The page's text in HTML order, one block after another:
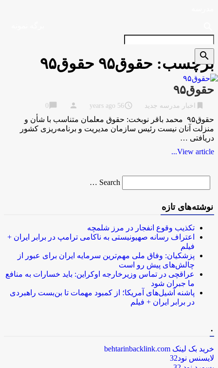
برچسب: حقوق۹۵ حقوق۹۵
حقوق۹۵
اخبار مدرسه جدید access_time
56 years ago
person
chat_bubble
حقوق۹۵ محمد باقر نوبخت: حقوق معلمان متناسب با شأن و
منزلت آنان نیست رئیس سازمان مدیریت و برنامه‌ریزی کشور
دریافتی …
View article...
for
Search …
search
نوشته‌های تازه
تکذیب وقوع انفجار در مرز شلمچه
اعتراف رسانه صهیونیستی به ناکامی ترامپ در برابر ایران +
فیلم
پزشکیان: وفاق ملی مهم‌ترین سرمایه ایران برای عبور از
چالش‌های پیش رو است
عراقچی در تماس وزیرخارجه اوکراین: باید خسارات به منافع
ما جبران شود
پاشنه آشیل‌های آمریکا؛ از کمبود مهمات تا بن‌بست راهبردی
در برابر ایران + فیلم
خرید بک لینک behtarinbacklink.com
لایسنس نود32